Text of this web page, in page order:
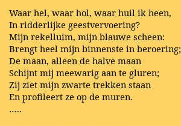
Waar hel, waar hol, waar huil ik heen,
In ridderlijke geestvervoering?
Mijn rekelluim, mijn blauwe scheen:
Brengt heel mijn binnenste in beroering;
De maan, alleen de halve maan
Schijnt mij meewarig aan te gluren;
Zij ziet mijn zwarte trekken staan
En profileert ze op de muren.
…..